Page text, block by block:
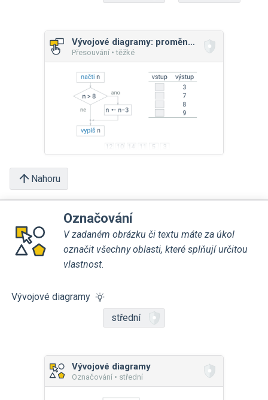
Vývojové diagramy: proměnné a čísla
Přesouvání • těžké
Nahoru
Označování
V zadaném obrázku či textu máte za úkol
označit všechny oblasti, které splňují určitou
vlastnost.
Vývojové diagramy
střední
Vývojové diagramy
Označování • střední